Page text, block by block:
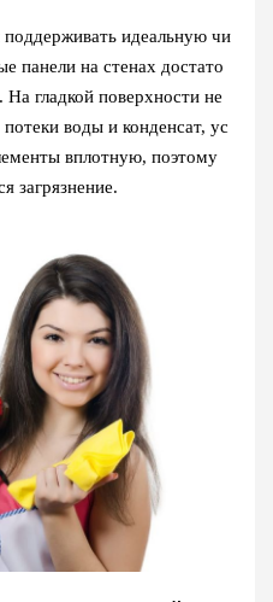
поддерживать идеальную чи
панели на стенах достато
гладкой поверхности не
воды и конденсат, ус
вплотную, поэтому
загрязнение.